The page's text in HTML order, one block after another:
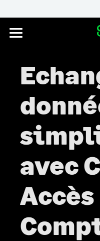
avec